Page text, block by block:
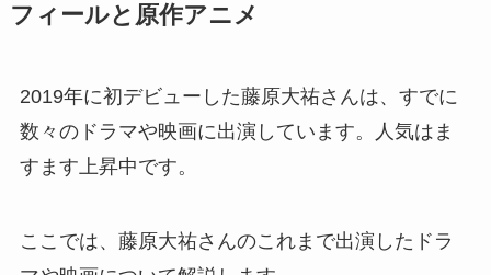
フィールと原作アニメ
2019年に初デビューした藤原大祐さんは、すでに
数々のドラマや映画に出演しています。人気はま
すます上昇中です。
ここでは、藤原大祐さんのこれまで出演したドラ